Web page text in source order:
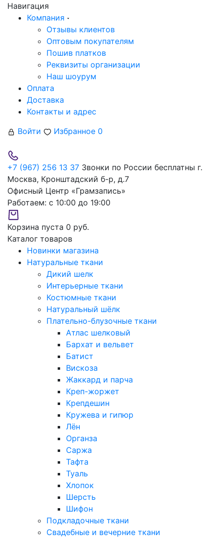
Навигация
Компания
Отзывы клиентов
Оптовым покупателям
Пошив платков
Реквизиты организации
Наш шоурум
Оплата
Доставка
Контакты и адрес
Войти
Избранное 0
+7 (967) 256 13 37 Звонки по России бесплатны г.
Москва, Кронштадский б-р, д.7
Офисный Центр «Грамзапись»
Работаем: с 10:00 до 19:00
Корзина пуста 0 руб.
Каталог товаров
Новинки магазина
Натуральные ткани
Дикий шелк
Интерьерные ткани
Костюмные ткани
Натуральный шёлк
Плательно-блузочные ткани
Атлас шелковый
Бархат и вельвет
Батист
Вискоза
Жаккард и парча
Креп-жоржет
Крепдешин
Кружева и гипюр
Лён
Органза
Саржа
Тафта
Туаль
Хлопок
Шерсть
Шифон
Подкладочные ткани
Свадебные и вечерние ткани